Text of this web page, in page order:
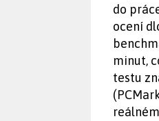
do
ocení
minut,
testu